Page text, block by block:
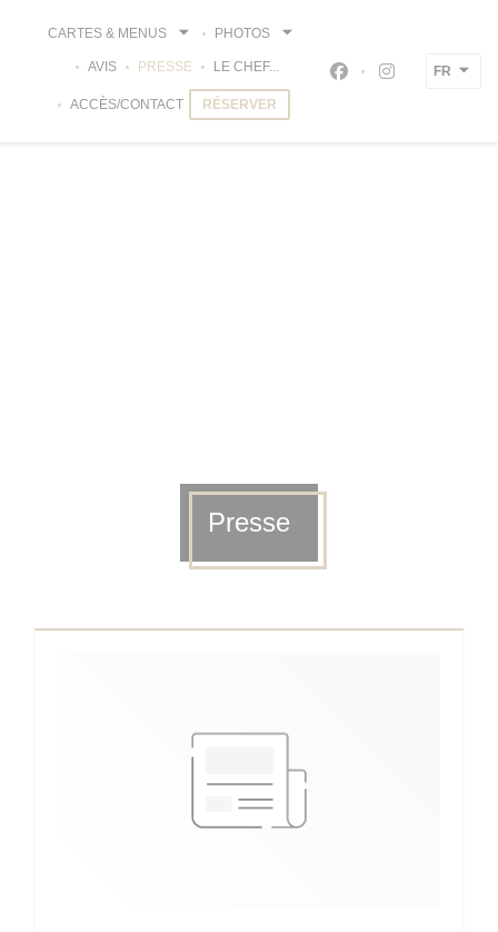
CARTES & MENUS PHOTOS
AVIS PRESSE LE CHEF...
ACCÈS/CONTACT RÉSERVER
Facebook ((ouvre
Instagram
FR
Presse